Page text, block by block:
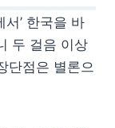
’ 한국을 바
두 걸음 이상
단점은 별론으